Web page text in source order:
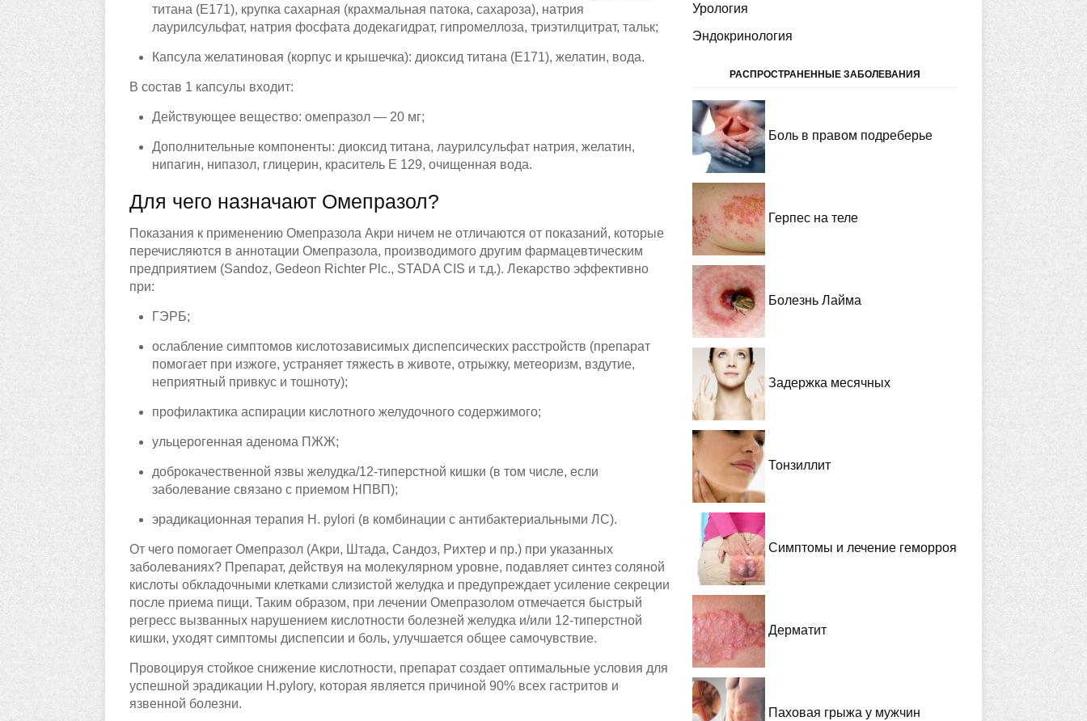
титана (Е171), крупка сахарная (крахмальная патока, сахароза), натрия
лаурилсульфат, натрия фосфата додекагидрат, гипромеллоза, триэтилцитрат, тальк;
Капсула желатиновая (корпус и крышечка): диоксид титана (Е171), желатин, вода.
В состав 1 капсулы входит:
Действующее вещество: омепразол — 20 мг;
Дополнительные компоненты: диоксид титана, лаурилсульфат натрия, желатин,
нипагин, нипазол, глицерин, краситель Е 129, очищенная вода.
Для чего назначают Омепразол?
Показания к применению Омепразола Акри ничем не отличаются от показаний, которые
перечисляются в аннотации Омепразола, производимого другим фармацевтическим
предприятием (Sandoz, Gedeon Richter Plc., STADA CIS и т.д.). Лекарство эффективно
при:
ГЭРБ;
ослабление симптомов кислотозависимых диспепсических расстройств (препарат
помогает при изжоге, устраняет тяжесть в животе, отрыжку, метеоризм, вздутие,
неприятный привкус и тошноту);
профилактика аспирации кислотного желудочного содержимого;
ульцерогенная аденома ПЖЖ;
доброкачественной язвы желудка/12-типерстной кишки (в том числе, если
заболевание связано с приемом НПВП);
эрадикационная терапия Н. pylori (в комбинации с антибактериальными ЛС).
От чего помогает Омепразол (Акри, Штада, Сандоз, Рихтер и пр.) при указанных
заболеваниях? Препарат, действуя на молекулярном уровне, подавляет синтез соляной
кислоты обкладочными клетками слизистой желудка и предупреждает усиление секреции
после приема пищи. Таким образом, при лечении Омепразолом отмечается быстрый
регресс вызванных нарушением кислотности болезней желудка и/или 12-типерстной
кишки, уходят симптомы диспепсии и боль, улучшается общее самочувствие.
Провоцируя стойкое снижение кислотности, препарат создает оптимальные условия для
успешной эрадикации Н.pylory, которая является причиной 90% всех гастритов и
язвенной болезни.
Урология
Эндокринология
РАСПРОСТРАНЕННЫЕ ЗАБОЛЕВАНИЯ
Боль в правом подреберье
Герпес на теле
Болезнь Лайма
Задержка месячных
Тонзиллит
Симптомы и лечение геморроя
Дерматит
Паховая грыжа у мужчин